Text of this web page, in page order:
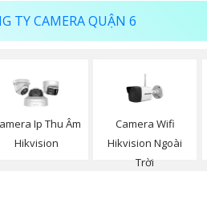
TY CAMERA QUẬN 6
Ip Thu Âm
Hikvision
Camera Wifi
Hikvision Ngoài
Trời